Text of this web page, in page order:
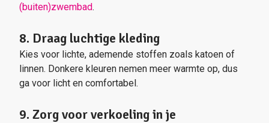
(buiten)zwembad.
8. Draag luchtige kleding
Kies voor lichte, ademende stoffen zoals katoen of
linnen. Donkere kleuren nemen meer warmte op, dus
ga voor licht en comfortabel.
9. Zorg voor verkoeling in je